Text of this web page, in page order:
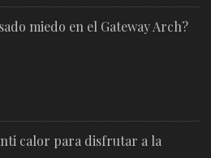
miedo en el Gateway Arch?
calor para disfrutar a la